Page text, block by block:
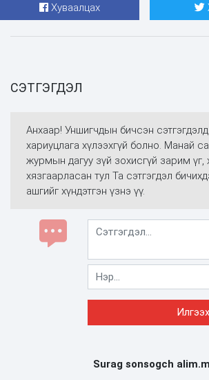
Хуваалцах
СЭТГЭГДЭЛ
Анхаар! Уншигчдын бичсэн
хариуцлага хүлээхгүй болно. Манай
журмын дагуу зүй зохисгүй зарим үг,
хязгаарласан тул Та сэтгэгдэл
ашгийг хүндэтгэн үзнэ үү.
Surag sonsogch